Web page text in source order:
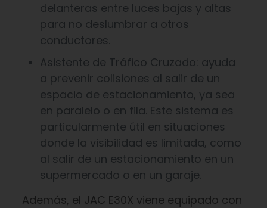
delanteras entre luces bajas y altas
para no deslumbrar a otros
conductores.
Asistente de Tráfico Cruzado: ayuda
a prevenir colisiones al salir de un
espacio de estacionamiento, ya sea
en paralelo o en fila. Este sistema es
particularmente útil en situaciones
donde la visibilidad es limitada, como
al salir de un estacionamiento en un
supermercado o en un garaje.
Además, el JAC E30X viene equipado con